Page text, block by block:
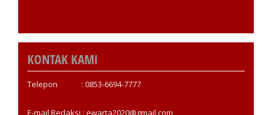
KONTAK KAMI
Telepon : 0853-6694-7777
E-mail Redaksi : ewarta2020@gmail.com